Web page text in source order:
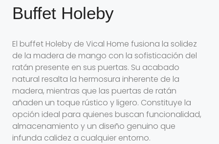
Buffet Holeby
El buffet Holeby de Vical Home fusiona la solidez
de la madera de mango con la sofisticación del
ratán presente en sus puertas. Su acabado
natural resalta la hermosura inherente de la
madera, mientras que las puertas de ratán
añaden un toque rústico y ligero. Constituye la
opción ideal para quienes buscan funcionalidad,
almacenamiento y un diseño genuino que
infunda calidez a cualquier entorno.